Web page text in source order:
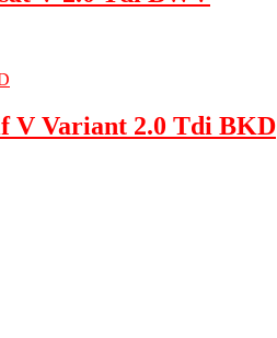
V Variant 2.0 Tdi BKD